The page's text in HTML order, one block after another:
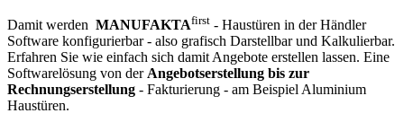
Damit werden MANUFAKTAfirst - Haustüren in der Händler
Software konfigurierbar - also grafisch Darstellbar und Kalkulierbar.
Erfahren Sie wie einfach sich damit Angebote erstellen lassen. Eine
Softwarelösung von derAngebotserstellung bis zur
Rechnungserstellung - Fakturierung - am Beispiel Aluminium
Haustüren.